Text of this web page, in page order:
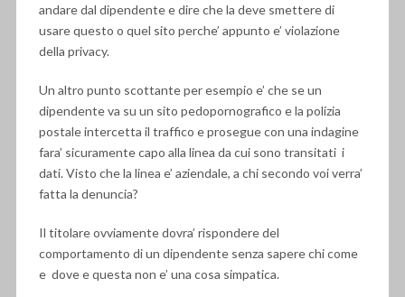
andare dal dipendente e dire che la deve smettere di
usare questo o quel sito perche’ appunto e’ violazione
della privacy.
Un altro punto scottante per esempio e’ che se un
dipendente va su un sito pedopornografico e la polizia
postale intercetta il traffico e prosegue con una indagine
fara’ sicuramente capo alla linea da cui sono transitati i
dati. Visto che la linea e’ aziendale, a chi secondo voi verra’
fatta la denuncia?
Il titolare ovviamente dovra’ rispondere del
comportamento di un dipendente senza sapere chi come
e dove e questa non e’ una cosa simpatica.